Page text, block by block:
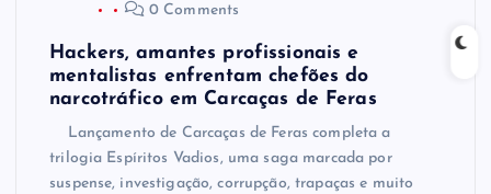
0 Comments
Hackers, amantes profissionais e
mentalistas enfrentam chefões do
narcotráfico em Carcaças de Feras
Lançamento de Carcaças de Feras completa a
trilogia Espíritos Vadios, uma saga marcada por
suspense, investigação, corrupção, trapaças e muito